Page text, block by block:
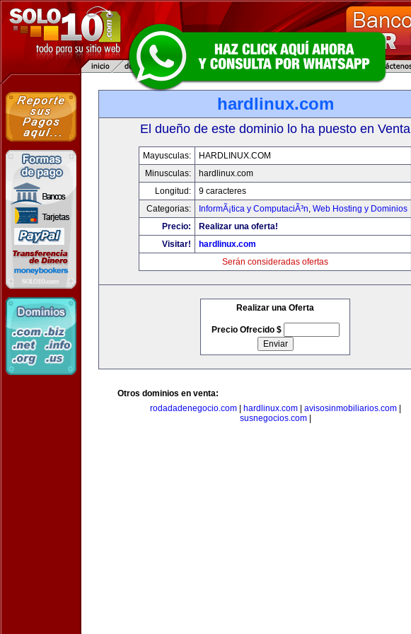
hardlinux.com
El dueño de este dominio lo ha puesto en Venta
Mayusculas:
HARDLINUX.COM
Minusculas:
hardlinux.com
Longitud:
9 caracteres
Categorias:
InformÃ¡tica y ComputaciÃ³n, Web Hosting y Dominios
Precio:
Realizar una oferta!
Visitar!
hardlinux.com
Serán consideradas ofertas
Realizar una Oferta
Precio Ofrecido $
Otros dominios en venta:
rodadadenegocio.com| hardlinux.com| avisosinmobiliarios.com|
susnegocios.com|